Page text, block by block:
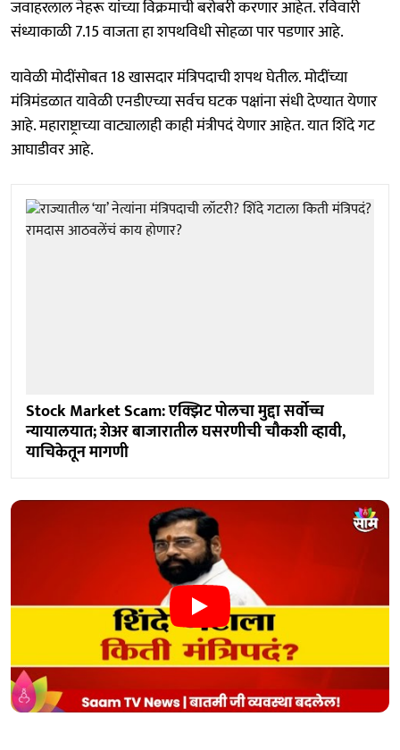
जवाहरलाल नेहरू यांच्या विक्रमाची बरोबरी करणार आहेत. रविवारी
संध्याकाळी 7.15 वाजता हा शपथविधी सोहळा पार पडणार आहे.
यावेळी मोदींसोबत 18 खासदार मंत्रिपदाची शपथ घेतील. मोदींच्या
मंत्रिमंडळात यावेळी एनडीएच्या सर्वच घटक पक्षांना संधी देण्यात येणार
आहे. महाराष्ट्राच्या वाट्यालाही काही मंत्रीपदं येणार आहेत. यात शिंदे गट
आघाडीवर आहे.
Stock Market Scam: एक्झिट पोलचा मुद्दा सर्वोच्च
न्यायालयात; शेअर बाजारातील घसरणीची चौकशी व्हावी,
याचिकेतून मागणी